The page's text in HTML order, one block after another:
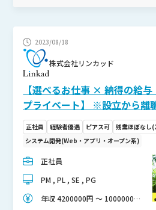
希望をヒアリングし、案件を決定し
トエンド開発など、エンタメ業界のプ
との5割は、アパレルや不動産、ヘル
お客様とお取引があるため、あなたの
能！ PM／PLやスペシャリストを目
自社内での受託プロジェクトに異動す
ー、Webディレクターへキャリアチェ
す！
株式会社リンカッド
2023/08/18
【選べるお仕事 × 納得の給
プライベート】 ※設立から離
正社員 経験者優遇 ピアス可
残業ほぼなし
システム開発(Web・アプリ・オープン系)
正社員
PM , PL , SE , PG
年収 4200000円 〜 10000000